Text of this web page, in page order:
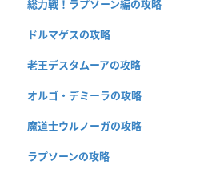
総力戦！ラプソーン編の攻略
ドルマゲスの攻略
老王デスタムーアの攻略
オルゴ・デミーラの攻略
魔道士ウルノーガの攻略
ラプソーンの攻略